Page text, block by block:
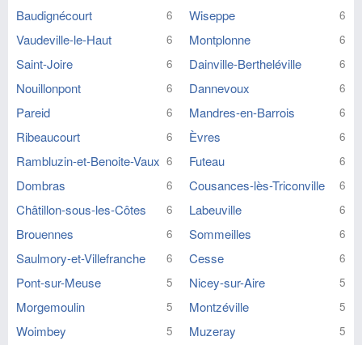
Baudignécourt 6 Wiseppe 6
Vaudeville-le-Haut 6 Montplonne 6
Saint-Joire 6 Dainville-Bertheléville 6
Nouillonpont 6 Dannevoux 6
Pareid 6 Mandres-en-Barrois 6
Ribeaucourt 6 Èvres 6
Rambluzin-et-Benoite-Vaux 6 Futeau 6
Dombras 6 Cousances-lès-Triconville 6
Châtillon-sous-les-Côtes 6 Labeuville 6
Brouennes 6 Sommeilles 6
Saulmory-et-Villefranche 6 Cesse 6
Pont-sur-Meuse 5 Nicey-sur-Aire 5
Morgemoulin 5 Montzéville 5
Woimbey 5 Muzeray 5